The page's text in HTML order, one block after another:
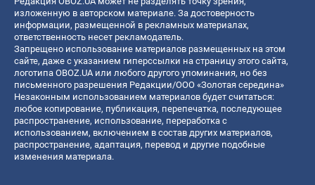
изложенную в авторском материале. За достоверность
информации, размещенной в рекламных материалах,
ответственность несет рекламодатель.
Запрещено использование материалов размещенных на этом
сайте, даже с указанием гиперссылки на страницу этого сайта,
логотипа OBOZ.UA или любого другого упоминания, но без
письменного разрешения Редакции/ООО «Золотая середина»
Незаконным использованием материалов будет считаться:
любое копирование, публикация, перепечатка, последующее
распространение, использование, переработка с
использованием, включением в состав других материалов,
распространение, адаптация, перевод и другие подобные
изменения материала.